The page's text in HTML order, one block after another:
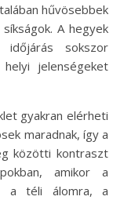
hűvösebbek
A hegyek
sokszor
jelenségeket
gyakran elérheti
maradnak, így a
közötti kontraszt
amikor a
a téli álomra, a